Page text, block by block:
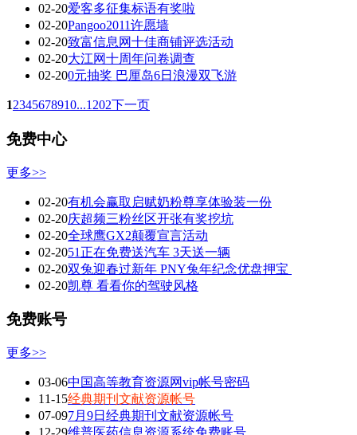
02-20爱客多征集标语有奖啦
02-20Pangoo2011许愿墙
02-20致富信息网十佳商铺评选活动
02-20大江网十周年问卷调查
02-200元抽奖 巴厘岛6日浪漫双飞游
12345678910...1202下一页
免费中心
更多>>
02-20有机会赢取启赋奶粉尊享体验装一份
02-20庆超频三粉丝区开张有奖挖坑
02-20全球鹰GX2颠覆宣言活动
02-2051正在免费送汽车 3天送一辆
02-20双兔迎春过新年 PNY兔年纪念优盘押宝
02-20凯尊 看看你的驾驶风格
免费账号
更多>>
03-06中国高等教育资源网vip帐号密码
11-15经典期刊文献资源帐号
07-097月9日经典期刊文献资源帐号